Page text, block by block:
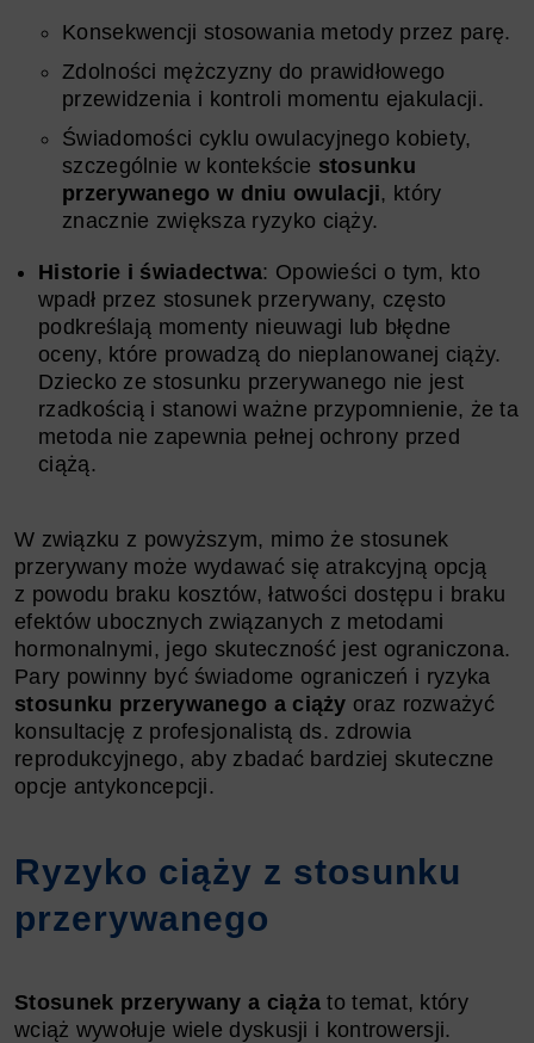
Konsekwencji stosowania metody przez parę.
Zdolności mężczyzny do prawidłowego
przewidzenia i kontroli momentu ejakulacji.
Świadomości cyklu owulacyjnego kobiety,
szczególnie w kontekście stosunku
przerywanego w dniu owulacji, który
znacznie zwiększa ryzyko ciąży.
Historie i świadectwa: Opowieści o tym, kto
wpadł przez stosunek przerywany, często
podkreślają momenty nieuwagi lub błędne
oceny, które prowadzą do nieplanowanej ciąży.
Dziecko ze stosunku przerywanego nie jest
rzadkością i stanowi ważne przypomnienie, że ta
metoda nie zapewnia pełnej ochrony przed
ciążą.
W związku z powyższym, mimo że stosunek
przerywany może wydawać się atrakcyjną opcją
z powodu braku kosztów, łatwości dostępu i braku
efektów ubocznych związanych z metodami
hormonalnymi, jego skuteczność jest ograniczona.
Pary powinny być świadome ograniczeń i ryzyka
stosunku przerywanego a ciąży oraz rozważyć
konsultację z profesjonalistą ds. zdrowia
reprodukcyjnego, aby zbadać bardziej skuteczne
opcje antykoncepcji.
Ryzyko ciąży z stosunku
przerywanego
Stosunek przerywany a ciąża to temat, który
wciąż wywołuje wiele dyskusji i kontrowersji.